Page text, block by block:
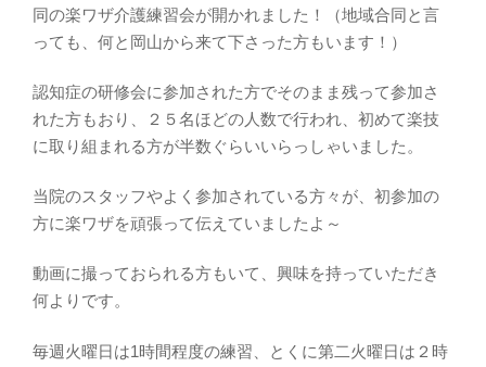
同の楽ワザ介護練習会が開かれました！（地域合同と言
っても、何と岡山から来て下さった方もいます！）
認知症の研修会に参加された方でそのまま残って参加さ
れた方もおり、２５名ほどの人数で行われ、初めて楽技
に取り組まれる方が半数ぐらいいらっしゃいました。
当院のスタッフやよく参加されている方々が、初参加の
方に楽ワザを頑張って伝えていましたよ～
動画に撮っておられる方もいて、興味を持っていただき
何よりです。
毎週火曜日は1時間程度の練習、とくに第二火曜日は２時